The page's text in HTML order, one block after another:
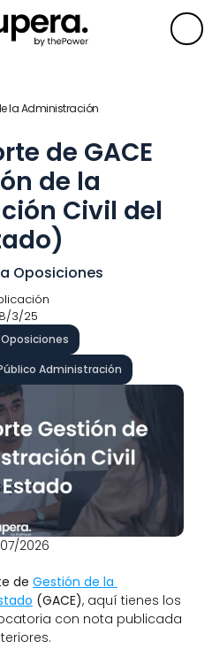
la Administración
de GACE
de la
Civil del
Oposiciones
3/25
Administración
2026
de Gestión de la
(GACE), aquí tienes los
con nota publicada